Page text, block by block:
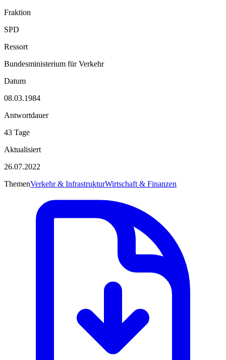
Fraktion
SPD
Ressort
Bundesministerium für Verkehr
Datum
08.03.1984
Antwortdauer
43 Tage
Aktualisiert
26.07.2022
ThemenVerkehr & InfrastrukturWirtschaft & Finanzen